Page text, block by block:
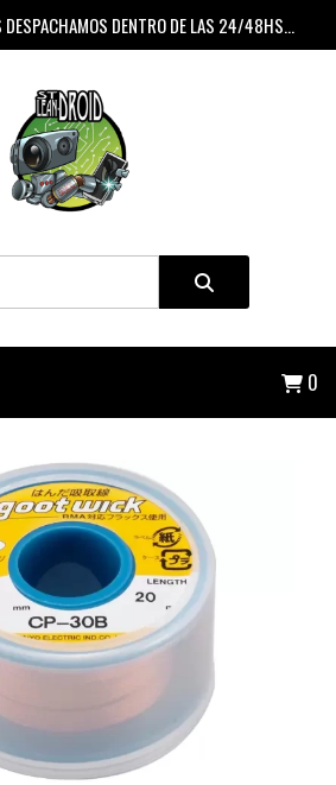
DESPACHAMOS DENTRO DE LAS 24/48HS...
0